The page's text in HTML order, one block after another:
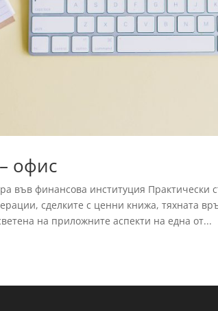
офис
във финансова институция Практически
сделките с ценни книжа, тяхната
на приложните аспекти на една от...